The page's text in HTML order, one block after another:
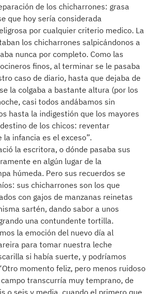
de los chicharrones: grasa
que hoy sería considerada
por cualquier criterio medico. La
los chicharrones salpicándonos a
nunca por completo. Como las
finos, al terminar se le pasaba
caso de diario, hasta que dejaba de
la colgaba a bastante altura (por los
casi todos andábamos sin
hasta la indigestión que los mayores
de los chicos: reventar
la infancia es el exceso”.
la escritora, o dónde pasaba sus
en algún lugar de la
húmeda. Pero sus recuerdos se
sus chicharrones son los que
con gajos de manzanas reinetas
sartén, dando sabor a unos
una contundente tortilla.
la emoción del nuevo día al
para tomar nuestra leche
si había suerte, y podríamos
momento feliz, pero menos ruidoso
transcurría muy temprano, de
o seis y media, cuando el primero que